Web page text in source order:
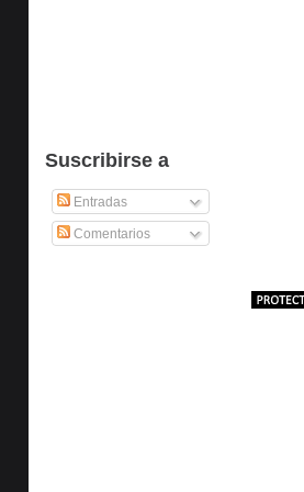
Suscribirse a
Entradas
Comentarios